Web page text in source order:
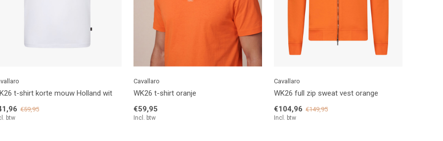
t-shirt korte mouw Holland wit
€59,95
btw
Cavallaro
WK26 t-shirt oranje
€59,95
Incl. btw
Cavallaro
WK26 full zip sweat vest orange
€104,96 €149,95
Incl. btw